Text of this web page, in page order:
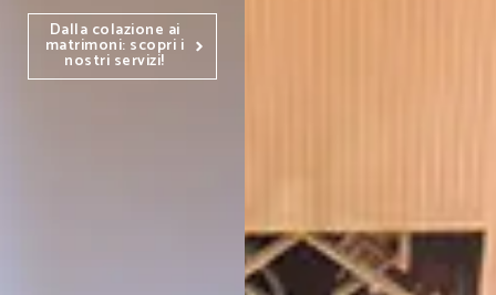
Dalla colazione ai
matrimoni: scopri i
nostri servizi!